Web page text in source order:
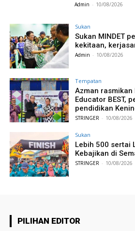
Admin - 10/08/2026
Sukan
Sukan MINDET
kekitaan,
Admin - 10/08/2026
Tempatan
Azman rasmikan
Educator BEST,
pendidikan
STRINGER - 10/08/2026
Sukan
Lebih 500 sertai
Kebajikan di
STRINGER - 10/08/2026
PILIHAN EDITOR